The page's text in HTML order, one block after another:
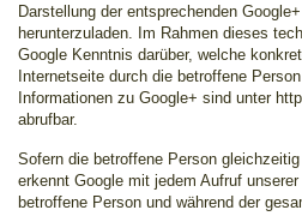
Darstellung der entsprechenden
herunterzuladen. Im Rahmen dieses
Google Kenntnis darüber, welche
Internetseite durch die betroffene
Informationen zu Google+ sind unter
abrufbar.
Sofern die betroffene Person
erkennt Google mit jedem Aufruf
betroffene Person und während der